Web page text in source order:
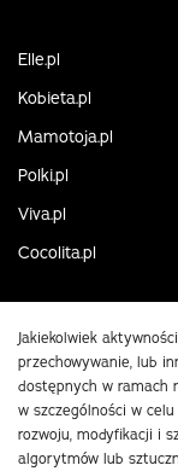
Elle.pl
Kobieta.pl
Mamotoja.pl
Polki.pl
Viva.pl
Cocolita.pl
Jakiekolwiek
przechowywanie, lub
dostępnych w ramach
w szczególności w
rozwoju, modyfikacji i
algorytmów lub